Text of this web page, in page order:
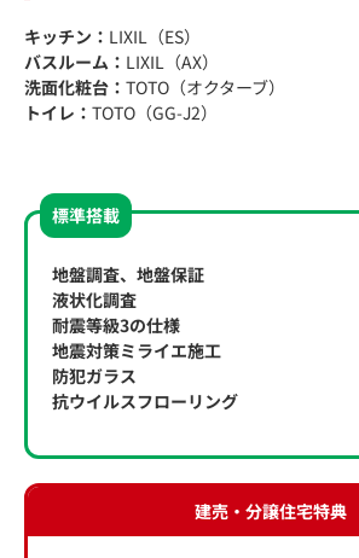
キッチン： LIXIL（ES）
バスルーム： LIXIL（AX）
洗面化粧台： TOTO（オクターブ）
トイレ： TOTO（GG-J2）
標準搭載
地盤調査、地盤保証
液状化調査
耐震等級3の仕様
地震対策ミライエ施工
防犯ガラス
抗ウイルスフローリング
建売・分譲住宅特典